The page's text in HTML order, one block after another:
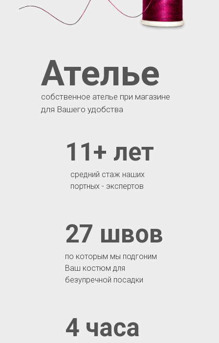
4 часа
по которым мы подгоним
Ваш костюм для
безупречной посадки
27 швов
средний стаж наших
портных - экспертов
11+ лет
Ателье
собственное ателье при магазине
для Вашего удобства